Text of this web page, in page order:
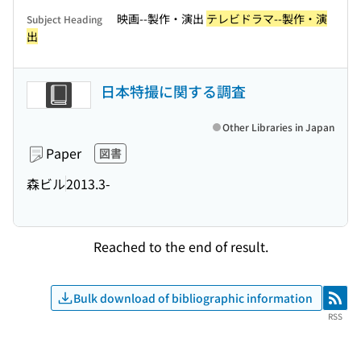
Subject Heading 映画--製作・演出 テレビドラマ--製作・演
出
日本特撮に関する調査
Paper 図書
森ビル2013.3-
Other Libraries in Japan
Reached to the end of result.
Bulk download of bibliographic information RSS
RSS